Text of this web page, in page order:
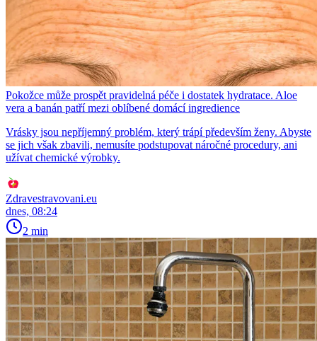
Pokožce může prospět pravidelná péče i dostatek hydratace. Aloe
vera a banán patří mezi oblíbené domácí ingredience
Vrásky jsou nepříjemný problém, který trápí především ženy. Abyste
se jich však zbavili, nemusíte podstupovat náročné procedury, ani
užívat chemické výrobky.
Zdravestravovani.eu
dnes, 08:24
2 min